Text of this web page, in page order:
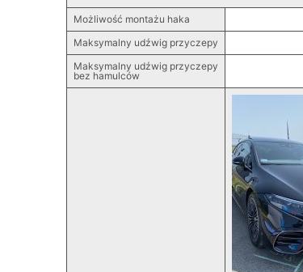
Możliwość montażu haka
Maksymalny udźwig przyczepy
Maksymalny udźwig przyczepy
bez hamulców